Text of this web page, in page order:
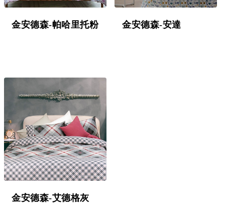
金安德森-帕哈里托粉 金安德森-安達
金安德森-艾德格灰